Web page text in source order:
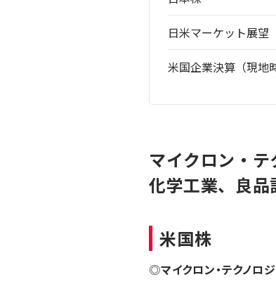
日米マーケット展望
米国企業決算（現地
マイクロン・
化学工業、良品
米国株
◎マイクロン・テクノロ